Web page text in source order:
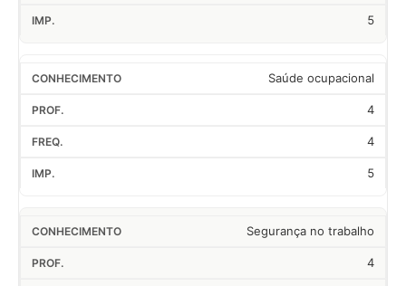
5
Saúde ocupacional
4
4
5
Segurança no trabalho
4